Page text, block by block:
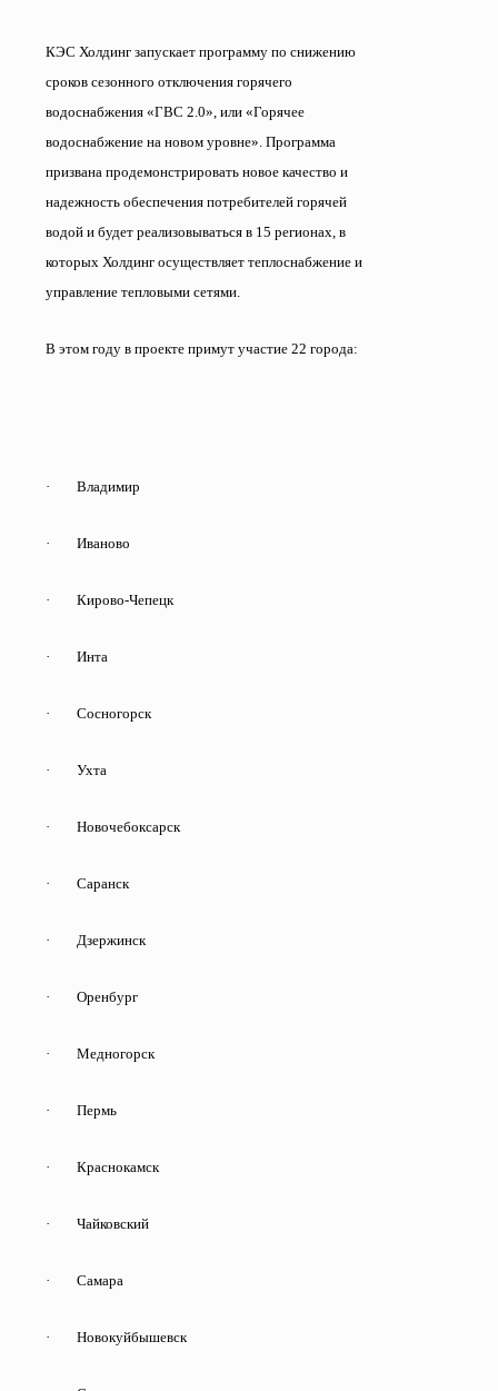
КЭС Холдинг запускает программу по снижению
сроков сезонного отключения горячего
водоснабжения «ГВС 2.0», или «Горячее
водоснабжение на новом уровне». Программа
призвана продемонстрировать новое качество и
надежность обеспечения потребителей горячей
водой и будет реализовываться в 15 регионах, в
которых Холдинг осуществляет теплоснабжение и
управление тепловыми сетями.
В этом году в проекте примут участие 22 города:
· Владимир
· Иваново
· Кирово-Чепецк
· Инта
· Сосногорск
· Ухта
· Новочебоксарск
· Саранск
· Дзержинск
· Оренбург
· Медногорск
· Пермь
· Краснокамск
· Чайковский
· Самара
· Новокуйбышевск